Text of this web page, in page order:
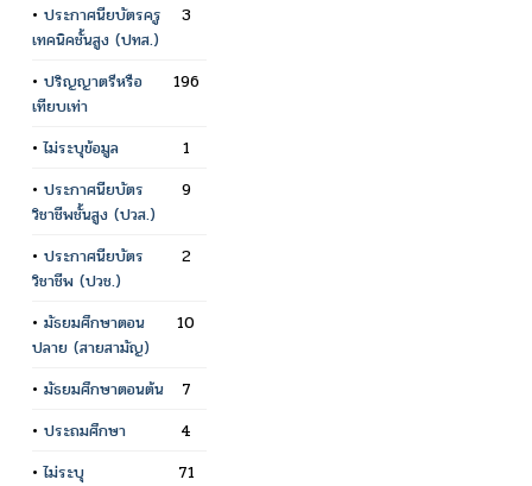
• ประกาศนียบัตรครู
เทคนิคชั้นสูง (ปทส.)
3
• ปริญญาตรีหรือ
เทียบเท่า
196
•ไม่ระบุข้อมูล
1
• ประกาศนียบัตร
วิชาชีพชั้นสูง (ปวส.)
9
• ประกาศนียบัตร
วิชาชีพ (ปวช.)
2
• มัธยมศึกษาตอน
ปลาย (สายสามัญ)
10
• มัธยมศึกษาตอนต้น
7
• ประถมศึกษา
4
•ไม่ระบุ 71